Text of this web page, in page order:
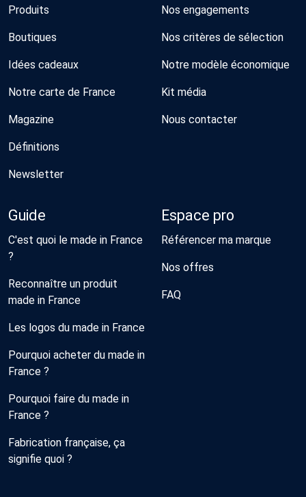
Produits
Boutiques
Idées cadeaux
Notre carte de France
Magazine
Définitions
Newsletter
Nos engagements
Nos critères de sélection
Notre modèle économique
Kit média
Nous contacter
Guide
C'est quoi le made in France
?
Reconnaître un produit
made in France
Les logos du made in France
Pourquoi acheter du made in
France ?
Pourquoi faire du made in
France ?
Fabrication française, ça
signifie quoi ?
Espace pro
Référencer ma marque
Nos offres
FAQ